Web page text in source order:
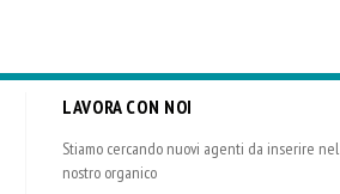
LAVORA CON NOI
Stiamo cercando nuovi agenti da inserire nel
nostro organico